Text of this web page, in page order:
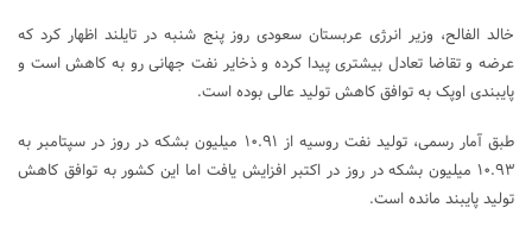
خالد الفالح، وزیر انرژی عربستان سعودی روز پنج شنبه در تایلند اظهار کرد که
عرضه و تقاضا تعادل بیشتری پیدا کرده و ذخایر نفت جهانی رو به کاهش است و
پایبندی اوپک به توافق کاهش تولید عالی بوده است.
طبق آمار رسمی، تولید نفت روسیه از ۱۰.۹۱ میلیون بشکه در روز در سپتامبر به
۱۰.۹۳ میلیون بشکه در روز در اکتبر افزایش یافت اما این کشور به توافق کاهش
تولید پایبند مانده است.